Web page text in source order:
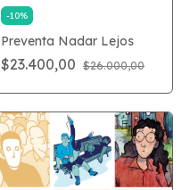
-10%
Preventa Nadar Lejos
$23.400,00 $26.000,00